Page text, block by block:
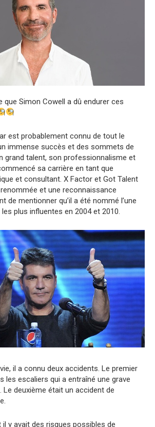
que Simon Cowell a dû endurer ces
est probablement connu de tout le
immense succès et des sommets de
grand talent, son professionnalisme et
sa carrière en tant que
et consultant. X Factor et Got Talent
et une reconnaissance
de mentionner qu’il a été nommé l’une
plus influentes en 2004 et 2010.
il a connu deux accidents. Le premier
les escaliers qui a entraîné une grave
deuxième était un accident de
il y avait des risques possibles de